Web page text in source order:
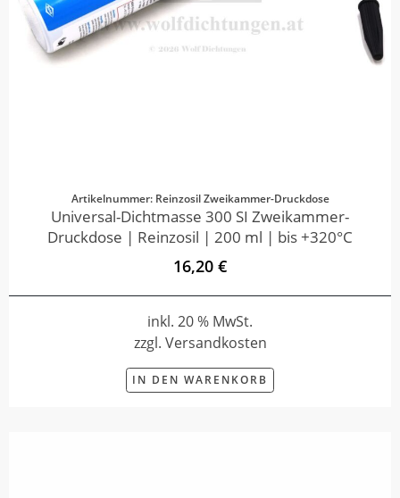
Artikelnummer: Reinzosil Zweikammer-Druckdose
Universal-Dichtmasse 300 SI Zweikammer-
Druckdose | Reinzosil | 200 ml | bis +320°C
16,20 €
inkl. 20 % MwSt.
zzgl. Versandkosten
IN DEN WARENKORB